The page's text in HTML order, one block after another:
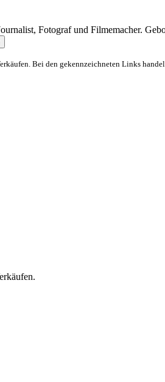
Fotograf und Filmemacher.
Bei den gekennzeichneten Links